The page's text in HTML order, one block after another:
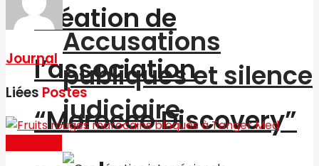
Accusations
publiques et silence
judiciaire
création de
l’association
“Morocco Discovery”
Journal
Liées Postes